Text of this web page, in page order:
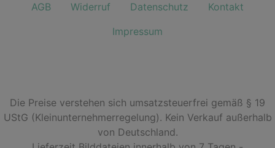
AGB Widerruf Datenschutz
Kontakt
Impressum
Die Preise verstehen sich umsatzsteuerfrei gemäß § 19
UStG (Kleinunternehmerregelung). Kein Verkauf außerhalb
von Deutschland.